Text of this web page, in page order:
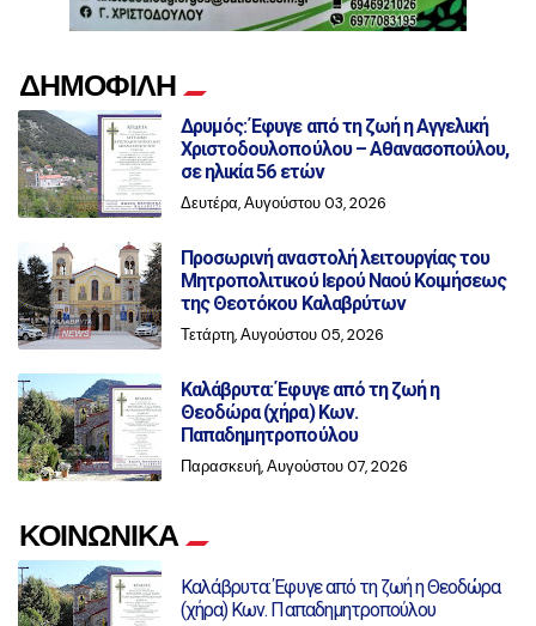
ΔΗΜΟΦΙΛΗ
Δρυμός: Έφυγε από τη ζωή η Αγγελική
Χριστοδουλοπούλου – Αθανασοπούλου,
σε ηλικία 56 ετών
Δευτέρα, Αυγούστου 03, 2026
Προσωρινή αναστολή λειτουργίας του
Μητροπολιτικού Ιερού Ναού Κοιμήσεως
της Θεοτόκου Καλαβρύτων
Τετάρτη, Αυγούστου 05, 2026
Καλάβρυτα: Έφυγε από τη ζωή η
Θεοδώρα (χήρα) Κων.
Παπαδημητροπούλου
Παρασκευή, Αυγούστου 07, 2026
ΚΟΙΝΩΝΙΚΑ
Καλάβρυτα: Έφυγε από τη ζωή η Θεοδώρα
(χήρα) Κων. Παπαδημητροπούλου